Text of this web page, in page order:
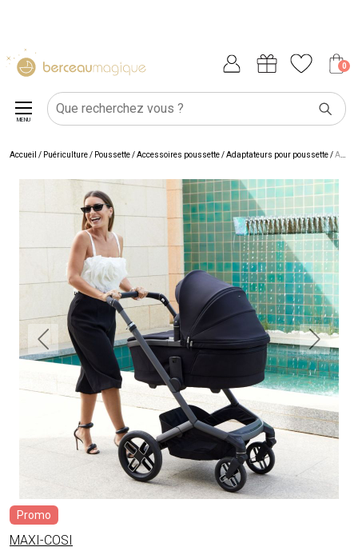
0
MENU
Accueil / Puériculture/ Poussette/Accessoires poussette/Adaptateurs pour poussette/Adaptateurs pour poussette Fame Cabin
Promo
MAXI-COSI